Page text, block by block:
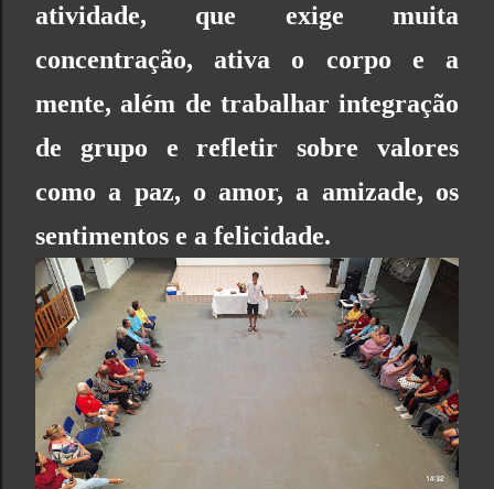
atividade, que exige muita
concentração, ativa o corpo e a
mente, além de trabalhar integração
de grupo e refletir sobre valores
como a paz, o amor, a amizade, os
sentimentos e a felicidade.